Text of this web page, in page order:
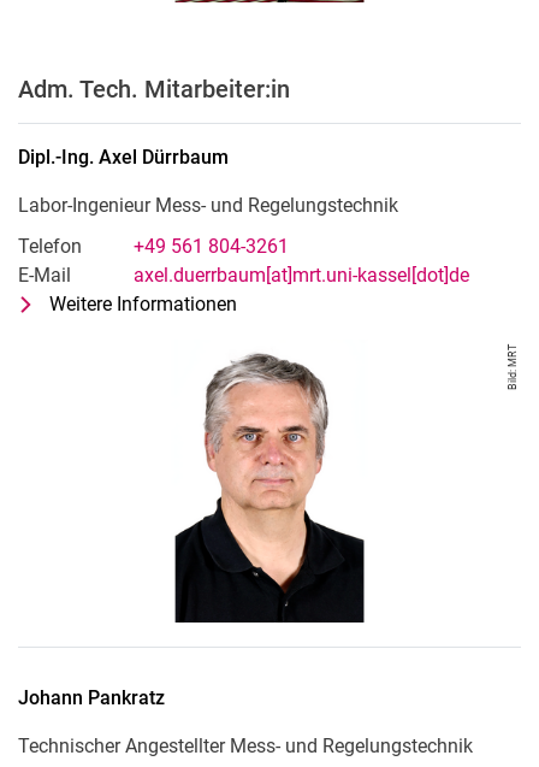
Adm. Tech. Mitarbeiter:in
Dipl.-Ing. Axel Dürrbaum
Labor-Ingenieur Mess- und Regelungstechnik
Telefon
+49 561 804-3261
E-Mail
axel.duerrbaum[at]mrt.uni-kassel[dot]de
Weitere Informationen
Bild: MRT
Johann Pankratz
Technischer Angestellter Mess- und Regelungstechnik